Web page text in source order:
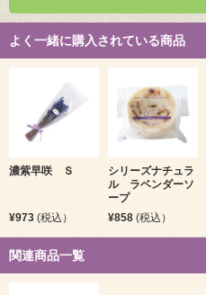
よく一緒に購入されている商品
濃紫早咲 Ｓ
¥973 (税込）
シリーズナチュラ
ル ラベンダーソ
ープ
¥858 (税込）
関連商品一覧